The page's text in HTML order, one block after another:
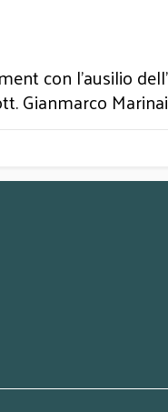
con l’ausilio
Gianmarco Marinai